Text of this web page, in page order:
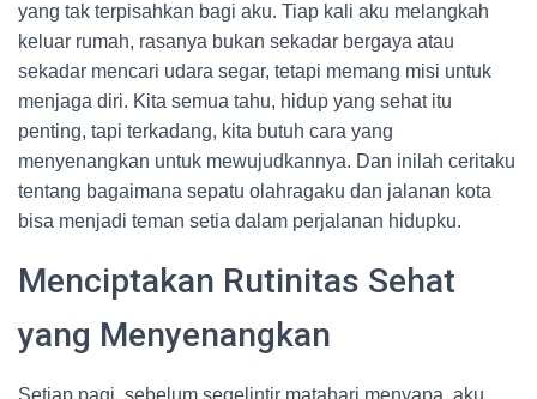
yang tak terpisahkan bagi aku. Tiap kali aku melangkah
keluar rumah, rasanya bukan sekadar bergaya atau
sekadar mencari udara segar, tetapi memang misi untuk
menjaga diri. Kita semua tahu, hidup yang sehat itu
penting, tapi terkadang, kita butuh cara yang
menyenangkan untuk mewujudkannya. Dan inilah ceritaku
tentang bagaimana sepatu olahragaku dan jalanan kota
bisa menjadi teman setia dalam perjalanan hidupku.
Menciptakan Rutinitas Sehat
yang Menyenangkan
Setiap pagi, sebelum segelintir matahari menyapa, aku